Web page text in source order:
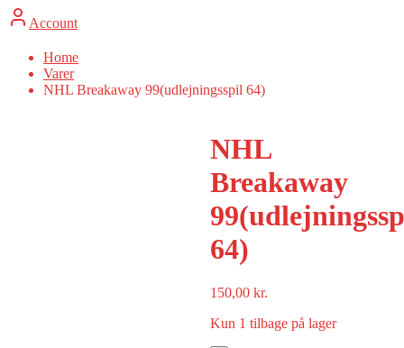
Account
Home
Varer
NHL Breakaway 99(udlejningsspil 64)
NHL
Breakaway
64)
150,00 kr.
Kun 1 tilbage på lager